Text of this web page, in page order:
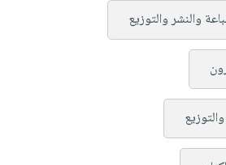
والنشر والتوزيع